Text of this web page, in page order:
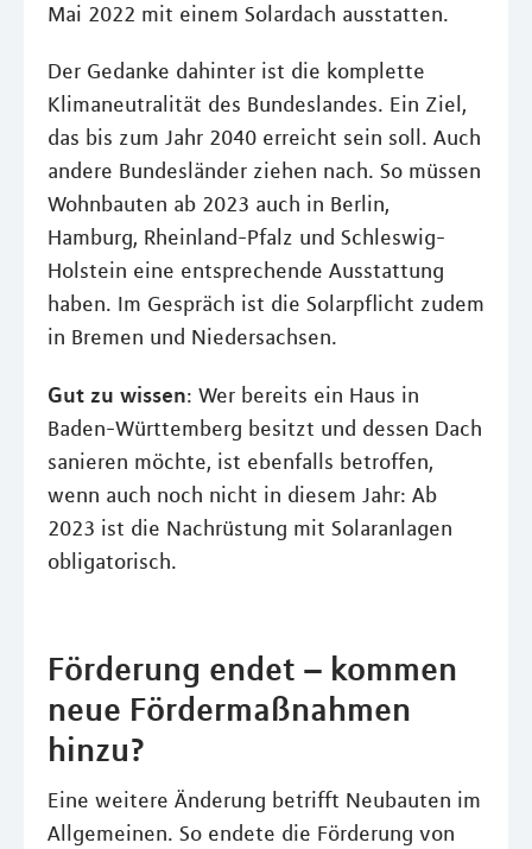
Mai 2022 mit einem Solardach ausstatten.
Der Gedanke dahinter ist die komplette
Klimaneutralität des Bundeslandes. Ein Ziel,
das bis zum Jahr 2040 erreicht sein soll. Auch
andere Bundesländer ziehen nach. So müssen
Wohnbauten ab 2023 auch in Berlin,
Hamburg, Rheinland-Pfalz und Schleswig-
Holstein eine entsprechende Ausstattung
haben. Im Gespräch ist die Solarpflicht zudem
in Bremen und Niedersachsen.
Gut zu wissen: Wer bereits ein Haus in
Baden-Württemberg besitzt und dessen Dach
sanieren möchte, ist ebenfalls betroffen,
wenn auch noch nicht in diesem Jahr: Ab
2023 ist die Nachrüstung mit Solaranlagen
obligatorisch.
Förderung endet – kommen
neue Fördermaßnahmen
hinzu?
Eine weitere Änderung betrifft Neubauten im
Allgemeinen. So endete die Förderung von